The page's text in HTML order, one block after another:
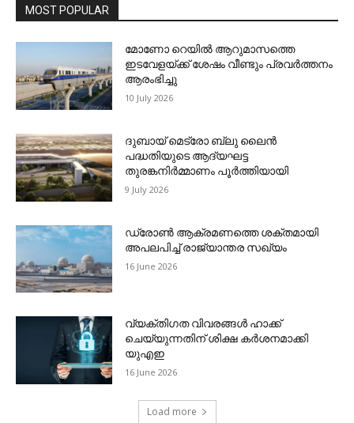
MOST POPULAR
മോണോ റെയില്‍ ആറുമാസത്തെ
ഇടവേളയ്ക്ക് ശേഷം വീണ്ടും പ്രവര്‍ത്തനം
ആരംഭിച്ചു
10 July 2026
ദുബായ് മെട്രോ ബ്ലു ലൈന്‍
പദ്ധതിയുടെ ആദ്യഘട്ട
തുരങ്കനിര്‍മ്മാണം പൂര്‍ത്തിയായി
9 July 2026
ഡ്രോണ്‍ ആക്രമണത്തെ ശക്തമായി
അപലപിച്ച് രാജ്യാന്തര സഖ്യം
16 June 2026
വ്യക്തിഗത വിവരങ്ങള്‍ ഹാക്ക്
ചെയ്യുന്നതിന് ശിക്ഷ കര്‍ശനമാക്കി
യുഎഇ
16 June 2026
Load more